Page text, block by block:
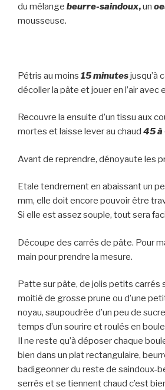
du mélange beurre-saindoux,un
mousseuse.
Pétris au moins 15 minutesjusqu’à
décoller la pâte et jouer en l’air avec
Recouvre la ensuite d’un tissu aux
mortes et laisse lever au chaud 45 à
Avant de reprendre, dénoyaute les
Etale tendrement en abaissant un
mm, elle doit encore pouvoir être
Si elle est assez souple, tout sera
Découpe des carrés de pâte. Pour
main pour prendre la mesure.
Patte sur pâte, de jolis petits carrés
moitié de grosse prune ou d’une
noyau, saupoudrée d’un peu de
temps d’un sourire et roulés en
Il ne reste qu’à déposer chaque
bien dans un plat rectangulaire,
badigeonner du reste de saindoux-
serrés et se tiennent chaud c’est